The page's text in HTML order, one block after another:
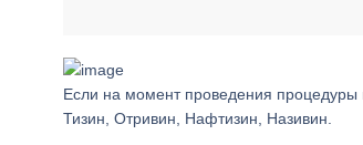
Если на момент проведения процедуры
Тизин, Отривин, Нафтизин, Називин.